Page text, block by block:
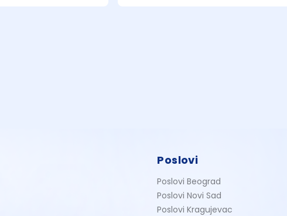
Poslovi
Poslovi Beograd
Poslovi Novi Sad
Poslovi Kragujevac